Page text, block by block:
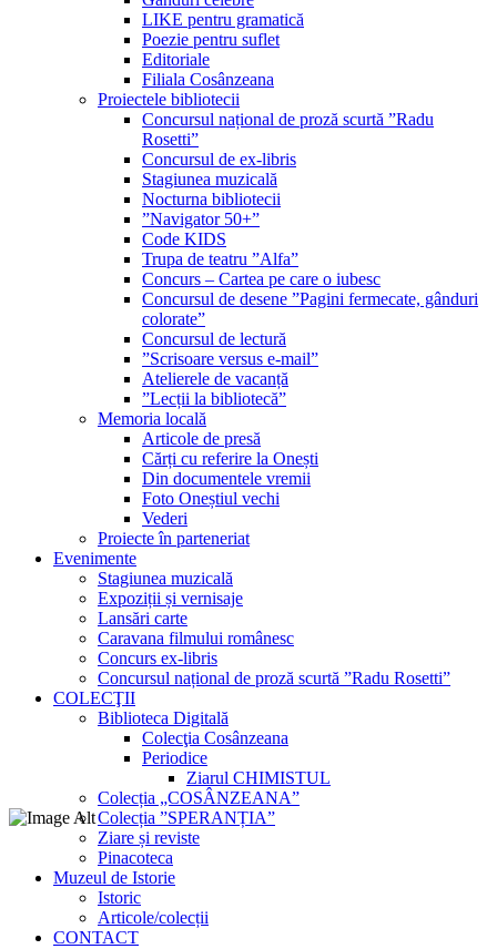
LIKE pentru gramatică
Poezie pentru suflet
Editoriale
Filiala Cosânzeana
Proiectele bibliotecii
Concursul național de proză scurtă ”Radu
Rosetti”
Concursul de ex-libris
Stagiunea muzicală
Nocturna bibliotecii
”Navigator 50+”
Code KIDS
Trupa de teatru ”Alfa”
Concurs – Cartea pe care o iubesc
Concursul de desene ”Pagini fermecate, gânduri
colorate”
Concursul de lectură
”Scrisoare versus e-mail”
Atelierele de vacanță
”Lecții la bibliotecă”
Memoria locală
Articole de presă
Cărți cu referire la Onești
Din documentele vremii
Foto Oneștiul vechi
Vederi
Proiecte în parteneriat
Evenimente
Stagiunea muzicală
Expoziții și vernisaje
Lansări carte
Caravana filmului românesc
Concurs ex-libris
Concursul național de proză scurtă ”Radu Rosetti”
COLECŢII
Biblioteca Digitală
Colecţia Cosânzeana
Periodice
Ziarul CHIMISTUL
Colecția „COSÂNZEANA”
Colecția ”SPERANȚIA”
Ziare și reviste
Pinacoteca
Muzeul de Istorie
Istoric
Articole/colecții
CONTACT